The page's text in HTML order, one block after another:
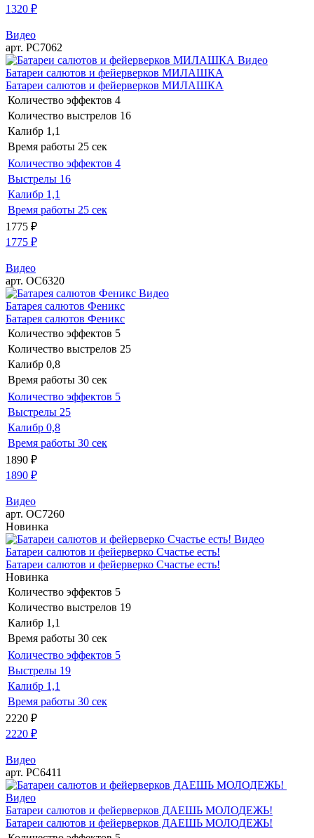
1320 ₽
Видео
арт. РС7062
Видео
Батареи салютов и фейерверков МИЛАШКА
Батареи салютов и фейерверков МИЛАШКА
Количество эффектов 4
Количество выстрелов 16
Калибр 1,1
Время работы 25 сек
Количество эффектов 4
Выстрелы 16
Калибр 1,1
Время работы 25 сек
1775 ₽
1775 ₽
Видео
арт. ОС6320
Видео
Батарея салютов Феникс
Батарея салютов Феникс
Количество эффектов 5
Количество выстрелов 25
Калибр 0,8
Время работы 30 сек
Количество эффектов 5
Выстрелы 25
Калибр 0,8
Время работы 30 сек
1890 ₽
1890 ₽
Видео
арт. ОС7260
Новинка
Видео
Батареи салютов и фейерверко Счастье есть!
Батареи салютов и фейерверко Счастье есть!
Новинка
Количество эффектов 5
Количество выстрелов 19
Калибр 1,1
Время работы 30 сек
Количество эффектов 5
Выстрелы 19
Калибр 1,1
Время работы 30 сек
2220 ₽
2220 ₽
Видео
арт. РС6411
Видео
Батареи салютов и фейерверков ДАЕШЬ МОЛОДЕЖЬ!
Батареи салютов и фейерверков ДАЕШЬ МОЛОДЕЖЬ!